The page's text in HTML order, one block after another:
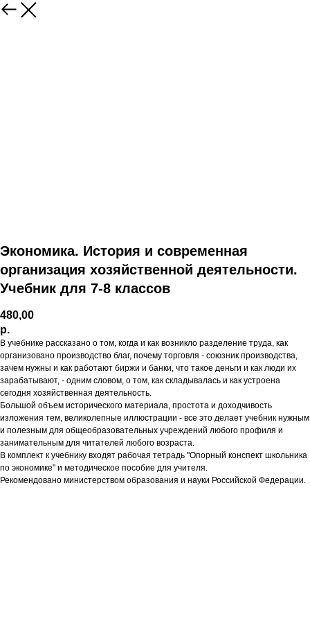
Экономика. История и современная
организация хозяйственной деятельности.
Учебник для 7-8 классов
480,00
р.
В учебнике рассказано о том, когда и как возникло разделение труда, как
организовано производство благ, почему торговля - союзник производства,
зачем нужны и как работают биржи и банки, что такое деньги и как люди их
зарабатывают, - одним словом, о том, как складывалась и как устроена
сегодня хозяйственная деятельность.
Большой объем исторического материала, простота и доходчивость
изложения тем, великолепные иллюстрации - все это делает учебник нужным
и полезным для общеобразовательных учреждений любого профиля и
занимательным для читателей любого возраста.
В комплект к учебнику входят рабочая тетрадь "Опорный конспект школьника
по экономике" и методическое пособие для учителя.
Рекомендовано министерством образования и науки Российской Федерации.